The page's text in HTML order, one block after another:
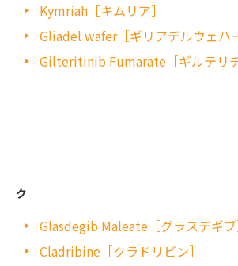
Kymriah［キムリア］
Gliadel wafer［ギリアデルウェハ
Gilteritinib Fumarate［ギルテリチ
ク
Glasdegib Maleate［グラスデギブ
Cladribine［クラドリビン］